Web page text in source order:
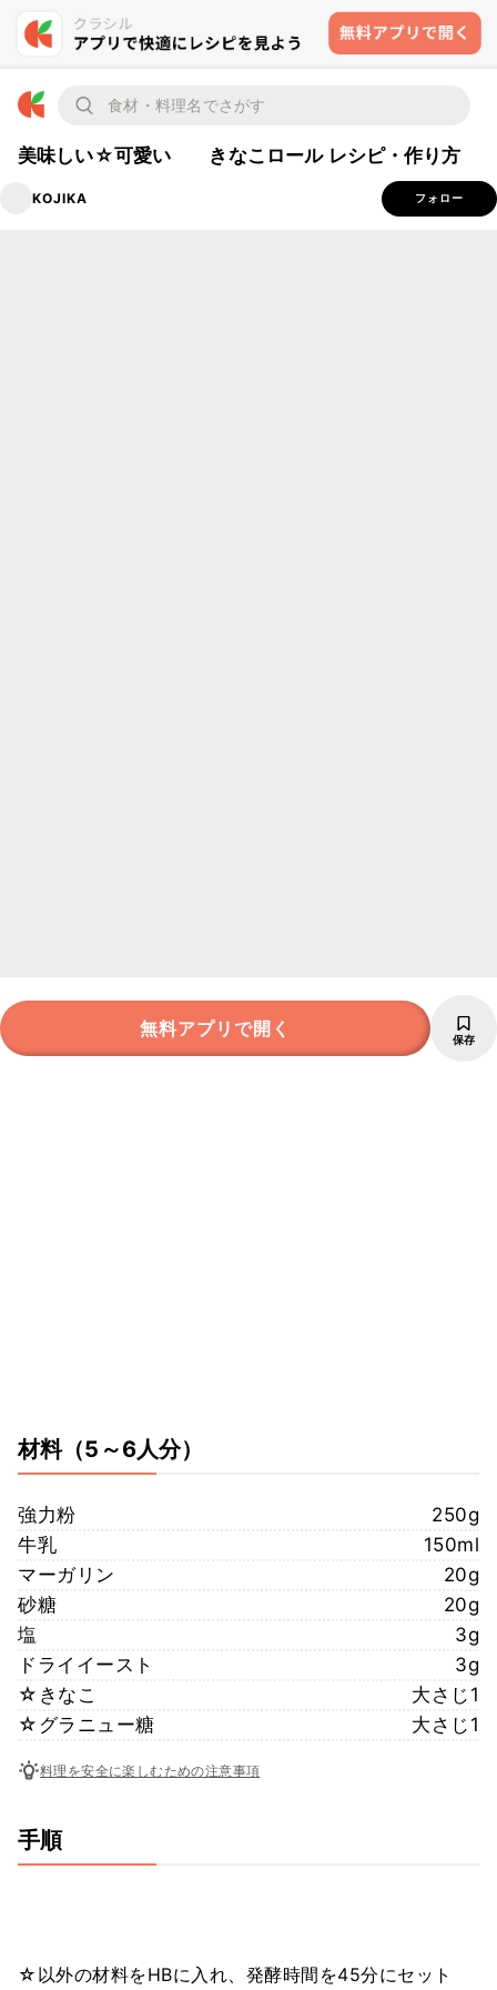
美味しい☆可愛い きなこロール レシピ・作り方
KOJIKA フォロー
無料アプリで開く 保存
材料（5～6人分）
強力粉
250g
牛乳
150ml
マーガリン
20g
砂糖
20g
塩
3g
ドライイースト
3g
☆きなこ
大さじ1
☆グラニュー糖
大さじ1
料理を安全に楽しむための注意事項
手順
☆以外の材料をHBに入れ、発酵時間を45分にセット